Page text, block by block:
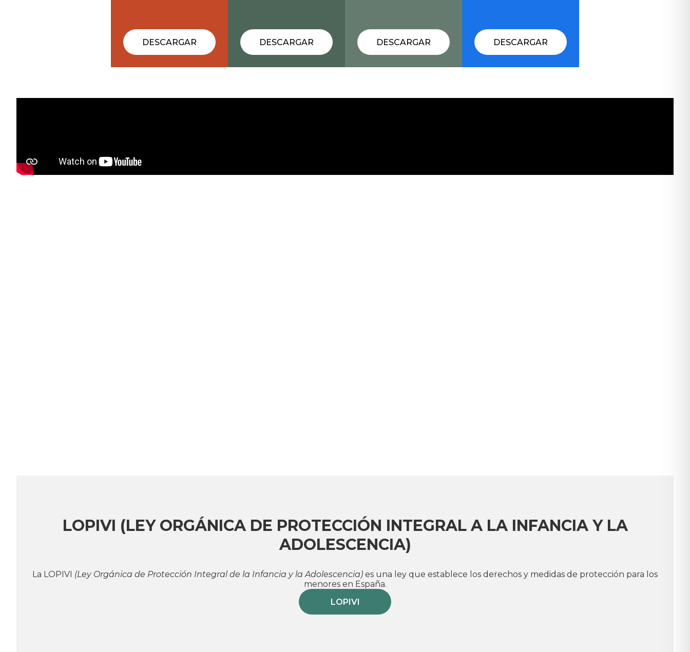
DESCARGAR DESCARGAR DESCARGAR DESCARGAR
LOPIVI (LEY ORGÁNICA DE PROTECCIÓN INTEGRAL A LA INFANCIA Y LA
ADOLESCENCIA)
La LOPIVI (Ley Orgánica de Protección Integral de la Infancia y la Adolescencia) es una ley que establece los derechos y medidas de protección para los
menores en España.
LOPIVI